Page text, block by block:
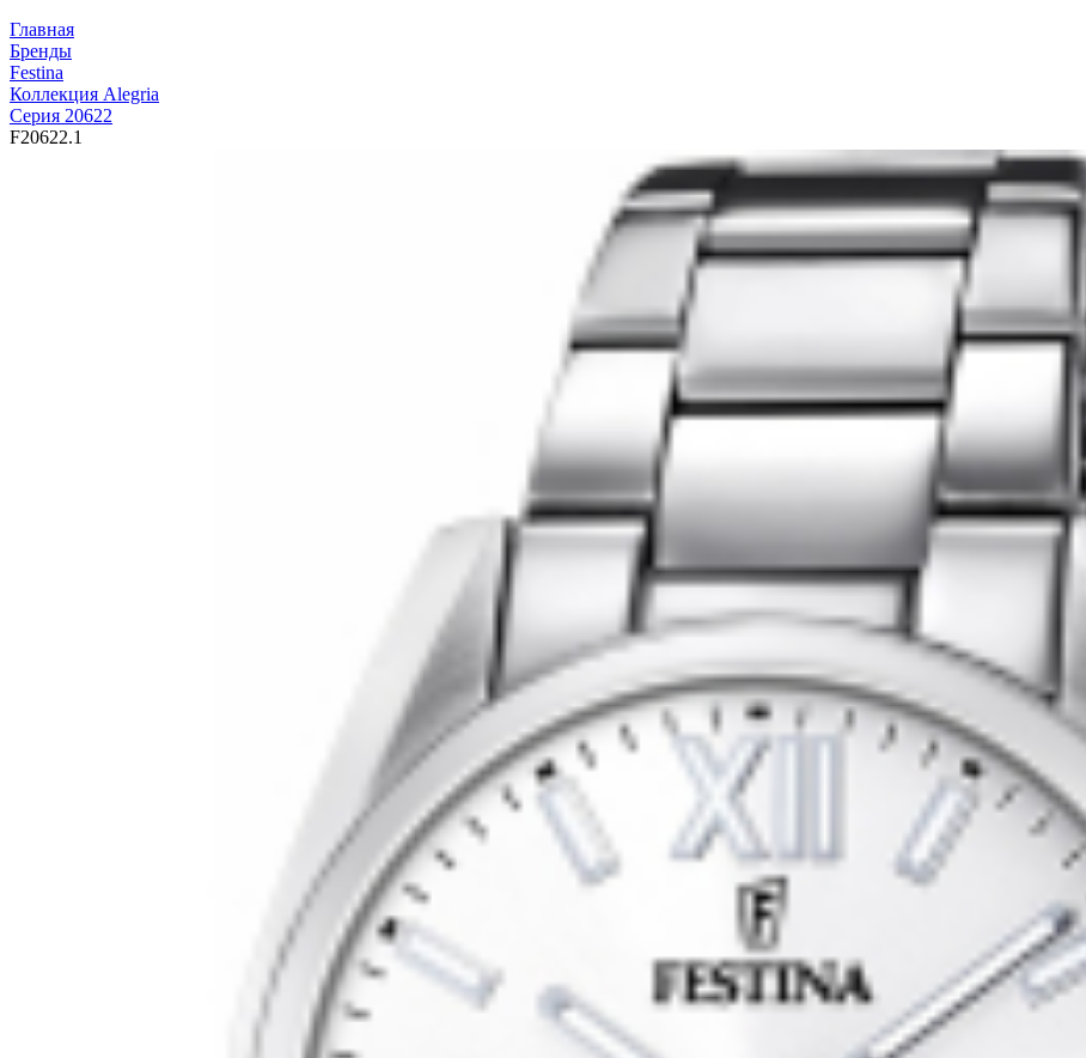
Главная
Бренды
Festina
Коллекция Alegria
Серия 20622
F20622.1